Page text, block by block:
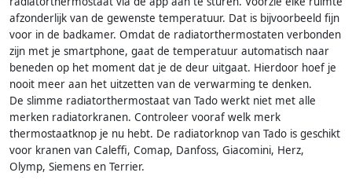
afzonderlijk van de gewenste temperatuur. Dat is bijvoorbeeld fijn
voor in de badkamer. Omdat de radiatorthermostaten verbonden
zijn met je smartphone, gaat de temperatuur automatisch naar
beneden op het moment dat je de deur uitgaat. Hierdoor hoef je
nooit meer aan het uitzetten van de verwarming te denken.
De slimme radiatorthermostaat van Tado werkt niet met alle
merken radiatorkranen. Controleer vooraf welk merk
thermostaatknop je nu hebt. De radiatorknop van Tado is geschikt
voor kranen van Caleffi, Comap, Danfoss, Giacomini, Herz,
Olymp, Siemens en Terrier.